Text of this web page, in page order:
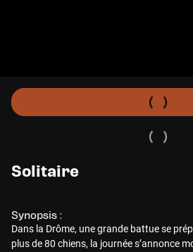
Solitaire
Synopsis :
Dans la Drôme, une grande battue se
plus de 80 chiens, la journée s’annonce